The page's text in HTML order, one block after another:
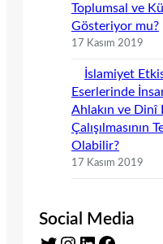
Toplumsal ve
Gösteriyor mu?
17 Kasım 2019
İslamiyet
Eserlerinde
Ahlakın ve
Çalışılmasının
Olabilir?
17 Kasım 2019
Social Media